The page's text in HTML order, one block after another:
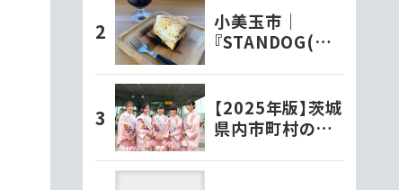
トで発売開始!!
小美玉市｜
『STANDOG(ス
ただく絶品チーズ
ケーキ!!
【2025年版】茨城
県内市町村の観
介！